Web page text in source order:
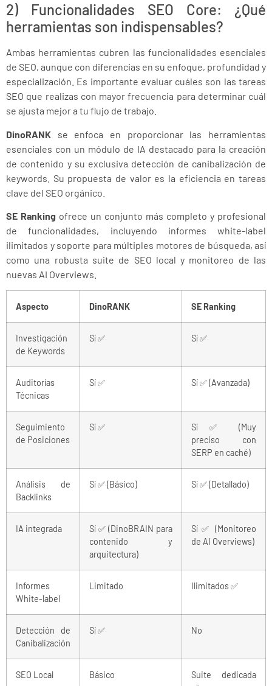
2) Funcionalidades SEO Core: ¿Qué
herramientas son indispensables?
Ambas herramientas cubren las funcionalidades esenciales
de SEO, aunque con diferencias en su enfoque, profundidad y
especialización. Es importante evaluar cuáles son las tareas
SEO que realizas con mayor frecuencia para determinar cuál
se ajusta mejor a tu flujo de trabajo.
DinoRANK se enfoca en proporcionar las herramientas
esenciales con un módulo de IA destacado para la creación
de contenido y su exclusiva detección de canibalización de
keywords. Su propuesta de valor es la eficiencia en tareas
clave del SEO orgánico.
SE Ranking ofrece un conjunto más completo y profesional
de funcionalidades, incluyendo informes white-label
ilimitados y soporte para múltiples motores de búsqueda, así
como una robusta suite de SEO local y monitoreo de las
nuevas AI Overviews.
Aspecto DinoRANK SE Ranking
Investigación
de Keywords
Sí ✅ Sí ✅
Auditorías
Técnicas
Sí ✅ Sí ✅ (Avanzada)
Seguimiento
de Posiciones
Sí ✅
Sí ✅ (Muy
preciso con
SERP en caché)
Análisis de
Backlinks
Sí ✅ (Básico) Sí ✅ (Detallado)
IA integrada
Sí ✅ (DinoBRAIN para
contenido y
arquitectura)
Sí ✅ (Monitoreo
de AI Overviews)
Informes
White-label
Limitado Ilimitados ✅
Detección de
Canibalización
Sí ✅ No
SEO Local Básico
Suite dedicada